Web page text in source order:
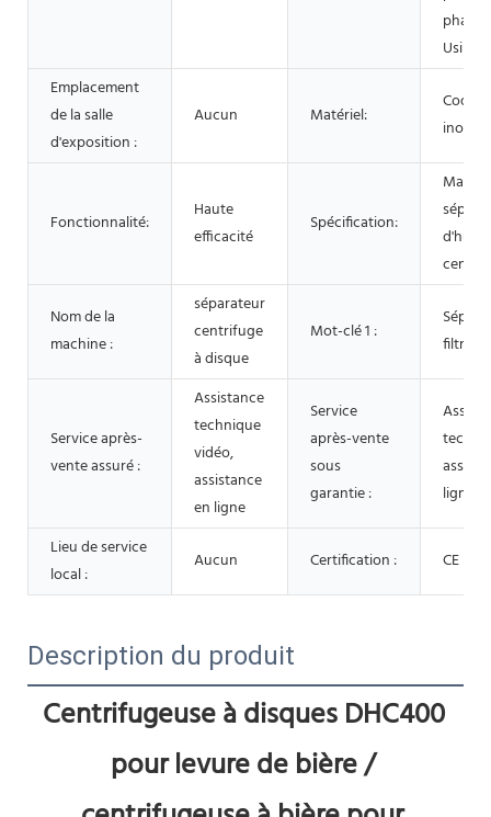
Usine
Emplacement
de la salle
d'exposition :
Aucun Matériel:
Coque
Fonctionnalité:
Haute
efficacité
Spécification:
d'huile
Nom de la
machine :
séparateur
centrifuge
à disque
Mot-clé 1 :
filtre
Service après-
vente assuré :
Assistance
technique
vidéo,
assistance
en ligne
Service
après-vente
sous
garantie :
ligne
Lieu de service
local :
Aucun Certification : CE BV
Description du produit
Centrifugeuse à disques DHC400
pour levure de bière /